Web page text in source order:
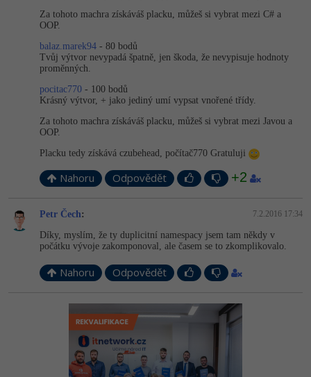
Za tohoto machra získáváš placku, můžeš si vybrat mezi C# a
OOP.
balaz.marek94 - 80 bodů
Tvůj výtvor nevypadá špatně, jen škoda, že nevypisuje hodnoty
proměnných.
pocitac770 - 100 bodů
Krásný výtvor, + jako jediný umí vypsat vnořené třídy.
Za tohoto machra získáváš placku, můžeš si vybrat mezi Javou a
OOP.
Placku tedy získává czubehead, počítač770 Gratuluji
Nahoru Odpovědět +2
Petr Čech: 7.2.2016 17:34
Díky, myslím, že ty duplicitní namespacy jsem tam někdy v
počátku vývoje zakomponoval, ale časem se to zkomplikovalo.
Nahoru Odpovědět